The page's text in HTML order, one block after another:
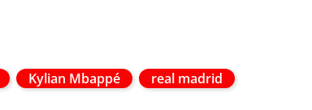
Kylian Mbappé
real madrid